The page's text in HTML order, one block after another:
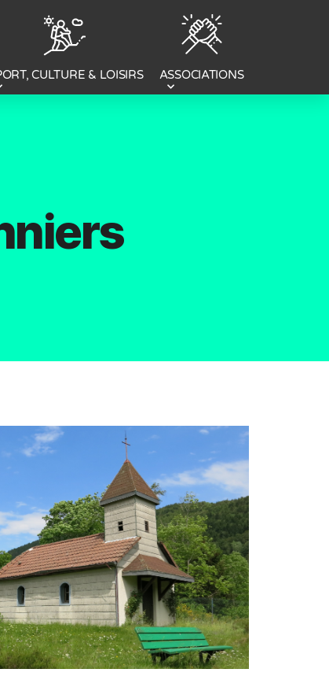
CULTURE & LOISIRS ASSOCIATIONS